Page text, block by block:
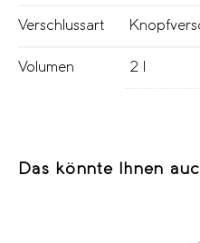
Verschlussart
Volumen 2 l
Das könnte Ihnen